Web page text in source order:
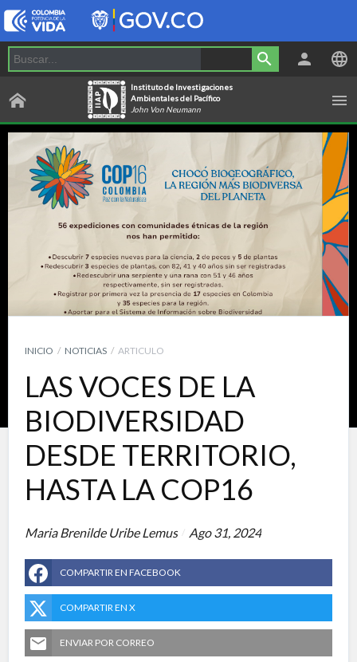
Instituto de Investigaciones
Ambientales del Pacífico
John Von Neumann
INICIO NOTICIAS ARTICULO
LAS VOCES DE LA
BIODIVERSIDAD
DESDE TERRITORIO,
HASTA LA COP16
Maria Brenilde Uribe Lemus Ago 31, 2024
COMPARTIR EN FACEBOOK
COMPARTIR EN X
ENVIAR POR CORREO